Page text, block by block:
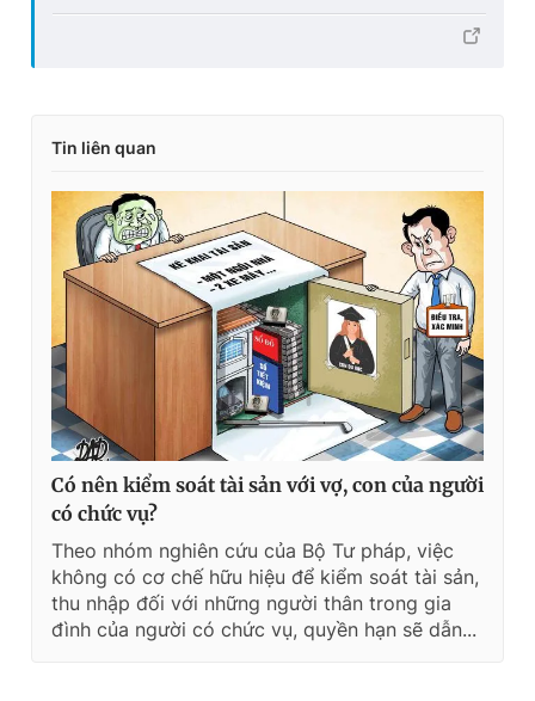
Tin liên quan
Có nên kiểm soát tài sản với vợ, con của người
có chức vụ?
Theo nhóm nghiên cứu của Bộ Tư pháp, việc
không có cơ chế hữu hiệu để kiểm soát tài sản,
thu nhập đối với những người thân trong gia
đình của người có chức vụ, quyền hạn sẽ dẫn...